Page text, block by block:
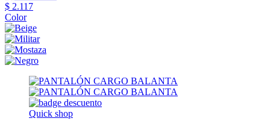
$ 2.117
Color
Quick shop